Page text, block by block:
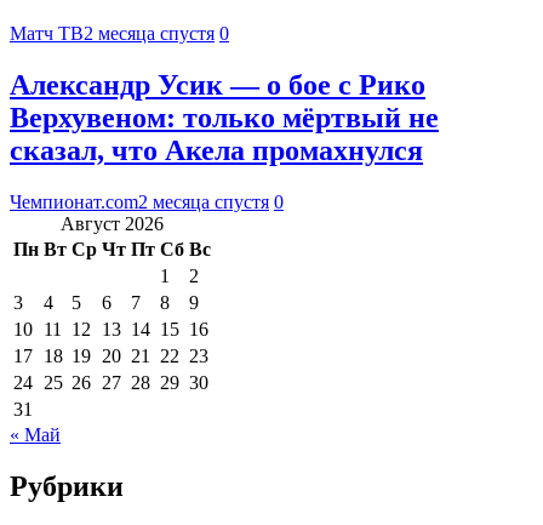
Матч ТВ2 месяца спустя 0
Александр Усик — о бое с Рико
Верхувеном: только мёртвый не
сказал, что Акела промахнулся
Чемпионат.com2 месяца спустя 0
Август 2026
Пн Вт Ср Чт Пт Сб Вс
1
2
3
4 5 6 7 8
9
10 11 12 13 14 15 16
17 18 19 20 21 22 23
24 25 26 27 28 29 30
31
« Май
Рубрики